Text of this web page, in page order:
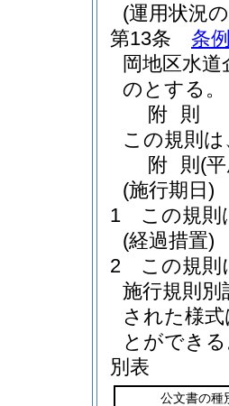
(運用状況
第13条
条
岡地区水
のとする。
附 則
この規則
附 則 (
(施行期日)
1
この規則
(経過措置)
2
この規則
施行規則別
された様
とができ
別表
公文書の種